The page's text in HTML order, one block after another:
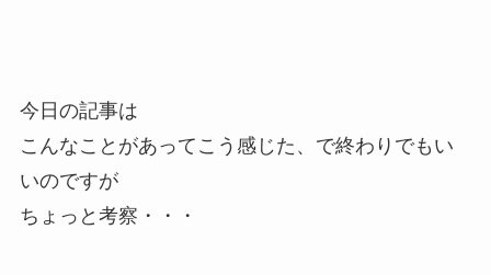
今日の記事は
こんなことがあってこう感じた、で終わりでもい
いのですが
ちょっと考察・・・